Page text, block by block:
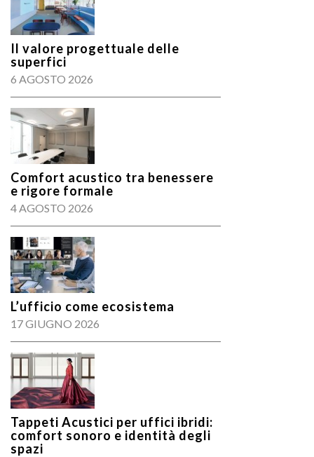
Il valore progettuale delle
superfici
6 AGOSTO 2026
Comfort acustico tra benessere
e rigore formale
4 AGOSTO 2026
L’ufficio come ecosistema
17 GIUGNO 2026
Tappeti Acustici per uffici ibridi:
comfort sonoro e identità degli
spazi